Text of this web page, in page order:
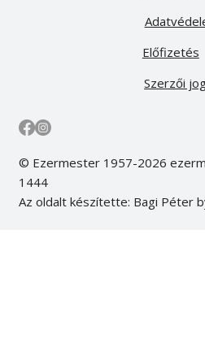
Előfizetés
Szerzői
© Ezermester 1957-2026
1444
Az oldalt készítette: Bagi Péter